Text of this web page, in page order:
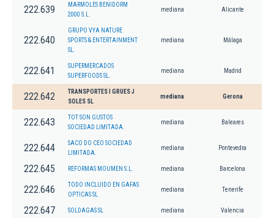
222.639
MARMOLES BENIDORM
2000 S.L.
mediana Alicante
222.640
GRUPO VYA NATURE
SPORTS & ENTERTAINMENT
SL.
mediana Málaga
222.641
SUPERMERCADOS
SUPERFOODS SL.
mediana Madrid
222.642
TRANSPORTES I GRUES J
SOLES SL
mediana Gerona
222.643
TOT SON GUSTOS
SOCIEDAD LIMITADA.
mediana Baleares
222.644
SACO DO CEO SOCIEDAD
LIMITADA.
mediana Pontevedra
222.645 REFORMAS MOUMEN S.L. mediana Barcelona
222.646
TODO INCLUIDO EN GAFAS
OPTICAS SL
mediana Tenerife
222.647 SOLDAGAS SL mediana Valencia